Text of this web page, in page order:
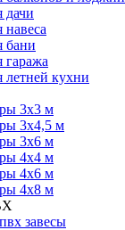
дачи
бани
гаража
летней кухни
3х3 м
3х4,5 м
3х6 м
4х4 м
4х6 м
4х8 м
завесы